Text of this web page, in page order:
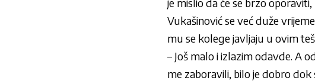
Vukašinović se već duže
mu se kolege javljaju u ovim
– Još malo i izlazim odavde. A
me zaboravili, bilo je dobro dok